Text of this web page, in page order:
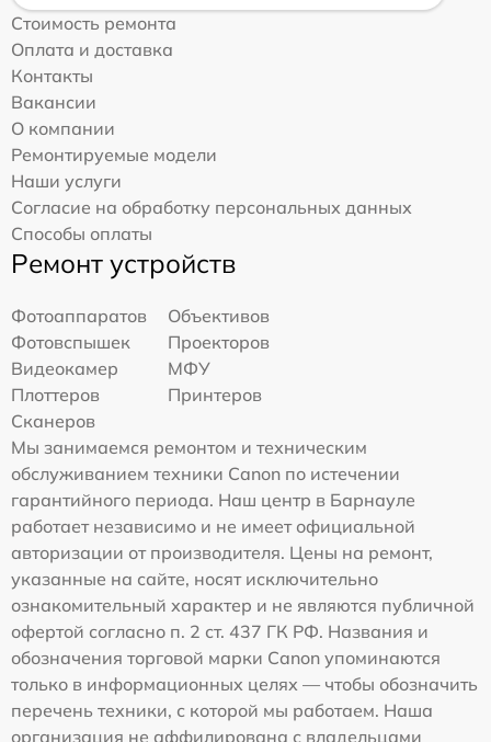
Стоимость ремонта
Оплата и доставка
Контакты
Вакансии
О компании
Ремонтируемые модели
Наши услуги
Согласие на обработку персональных данных
Способы оплаты
Ремонт устройств
Фотоаппаратов
Объективов
Фотовспышек
Проекторов
Видеокамер
МФУ
Плоттеров
Принтеров
Сканеров
Мы занимаемся ремонтом и техническим
обслуживанием техники Canon по истечении
гарантийного периода. Наш центр в Барнауле
работает независимо и не имеет официальной
авторизации от производителя. Цены на ремонт,
указанные на сайте, носят исключительно
ознакомительный характер и не являются публичной
офертой согласно п. 2 ст. 437 ГК РФ. Названия и
обозначения торговой марки Canon упоминаются
только в информационных целях — чтобы обозначить
перечень техники, с которой мы работаем. Наша
организация не аффилирована с владельцами